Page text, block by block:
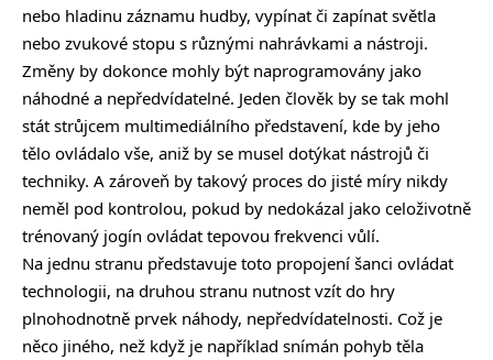
nebo hladinu záznamu hudby, vypínat či zapínat světla
nebo zvukové stopu s různými nahrávkami a nástroji.
Změny by dokonce mohly být naprogramovány jako
náhodné a nepředvídatelné. Jeden člověk by se tak mohl
stát strůjcem multimediálního představení, kde by jeho
tělo ovládalo vše, aniž by se musel dotýkat nástrojů či
techniky. A zároveň by takový proces do jisté míry nikdy
neměl pod kontrolou, pokud by nedokázal jako celoživotně
trénovaný jogín ovládat tepovou frekvenci vůlí.
Na jednu stranu představuje toto propojení šanci ovládat
technologii, na druhou stranu nutnost vzít do hry
plnohodnotně prvek náhody, nepředvídatelnosti. Což je
něco jiného, než když je například snímán pohyb těla